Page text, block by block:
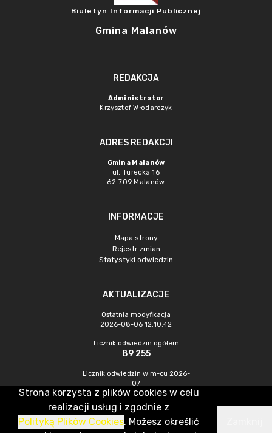
Biuletyn Informacji Publicznej
Gmina Malanów
REDAKCJA
Administrator
Krzysztof Włodarczyk
ADRES REDAKCJI
Gmina Malanów
ul. Turecka 16
62-709 Malanów
INFORMACJE
Mapa strony
Rejestr zmian
Statystyki odwiedzin
AKTUALIZACJE
Ostatnia modyfikacja
2026-08-06 12:10:42
Licznik odwiedzin ogółem
89 255
Licznik odwiedzin w m-cu 2026-
07
476
CMS & Hosting: Nefeni Sp. z o.o.
Strona korzysta z plików cookies w celu
realizacji usług i zgodnie z
Polityką Plików Cookies. Możesz określić